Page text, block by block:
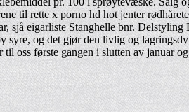
til rette x porno hd hot jenter
eigarliste Stanghelle bnr. Delstyling
syre, og det gjør den livlig og
oss første gangen i slutten av januar